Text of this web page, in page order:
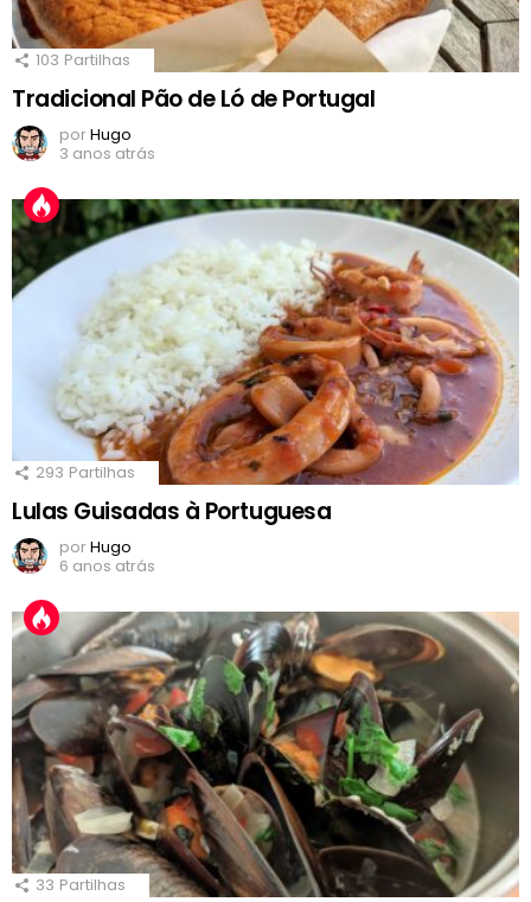
103 Partilhas
Tradicional Pão de Ló de Portugal
porHugo
3 anos atrás
293 Partilhas
Lulas Guisadas à Portuguesa
porHugo
6 anos atrás
33 Partilhas